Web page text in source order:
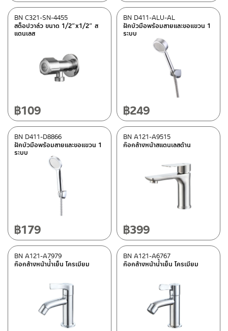
สต็อปวาล์ว ขนาด 1/2″x1/2″ ส
แตนเลส
BN C321-SN-4455
฿109
ฝักบัวมือพร้อมสายและขอแขวน 1
ระบบ
BN D411-ALU-AL
฿249
ฝักบัวมือพร้อมสายและขอแขวน 1
ระบบ
BN D411-D8866
฿179
ก๊อกล้างหน้าสแตนเลสด้าน
BN A121-A9515
฿399
ก๊อกล้างหน้าน้ำเย็น โครเมียม
BN A121-A7979
ก๊อกล้างหน้าน้ำเย็น โครเมียม
BN A121-A6767